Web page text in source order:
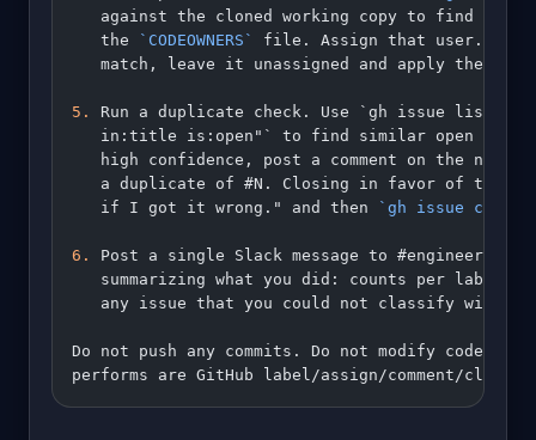
against the cloned working copy to find the
   the
`CODEOWNERS`
file. Assign that user. If there
   match, leave it unassigned and apply the
5.
Run a duplicate check. Use `gh issue list --
in:title is:open"` to find similar open
high confidence, post a comment on the new
a duplicate of #N. Closing in favor of that
   if I got it wrong." and then
`gh issue close`
6.
Post a single Slack message to
summarizing what you did: counts per label,
any issue that you could not classify with
Do not push any commits. Do not modify code.
performs are GitHub label/assign/comment/close